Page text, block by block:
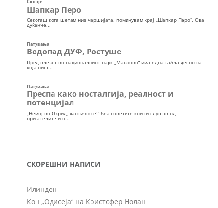
СКОРЕШНИ НАПИСИ
Илинден
Кон „Одисеја“ на Кристофер Нолан